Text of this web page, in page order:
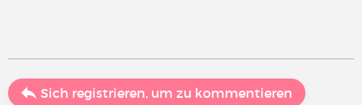
Sich registrieren, um zu kommentieren